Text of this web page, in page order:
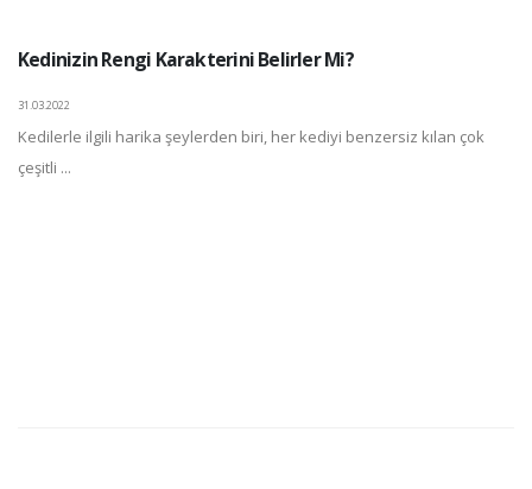
Kedinizin Rengi Karakterini Belirler Mi?
31.03.2022
Kedilerle ilgili harika şeylerden biri, her kediyi benzersiz kılan çok
çeşitli ...